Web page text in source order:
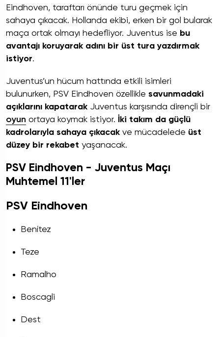
Eindhoven, taraftarı önünde turu geçmek için
sahaya çıkacak. Hollanda ekibi, erken bir gol bularak
maça ortak olmayı hedefliyor. Juventus ise bu
avantajı koruyarak adını bir üst tura yazdırmak
istiyor.
Juventus’un hücum hattında etkili isimleri
bulunurken, PSV Eindhoven özellikle savunmadaki
açıklarını kapatarak Juventus karşısında dirençli bir
oyun ortaya koymak istiyor.
İki takım da güçlü
kadrolarıyla sahaya çıkacak ve mücadelede üst
düzey bir rekabet yaşanacak.
PSV Eindhoven - Juventus Maçı
Muhtemel 11'ler
PSV Eindhoven
Benítez
Teze
Ramalho
Boscagli
Dest